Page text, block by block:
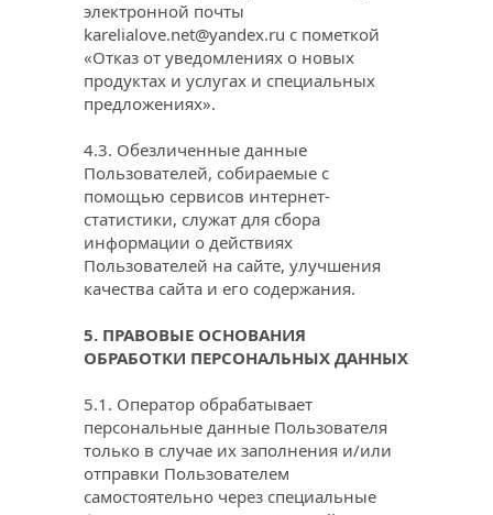
karelialove.net@yandex.ru с пометкой
«Отказ от уведомлениях о новых
продуктах и услугах и специальных
предложениях».
4.3. Обезличенные данные
Пользователей, собираемые с
помощью сервисов интернет-
статистики, служат для сбора
информации о действиях
Пользователей на сайте, улучшения
качества сайта и его содержания.
5. ПРАВОВЫЕ ОСНОВАНИЯ
ОБРАБОТКИ ПЕРСОНАЛЬНЫХ ДАННЫХ
5.1. Оператор обрабатывает
персональные данные Пользователя
только в случае их заполнения и/или
отправки Пользователем
самостоятельно через специальные